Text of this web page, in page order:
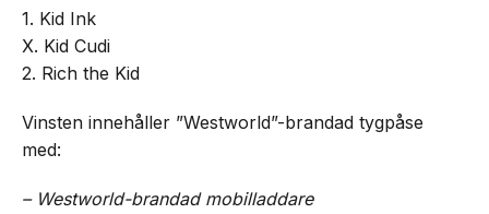
1. Kid Ink
X. Kid Cudi
2. Rich the Kid
Vinsten innehåller ”Westworld”-brandad tygpåse
med:
– Westworld-brandad mobilladdare